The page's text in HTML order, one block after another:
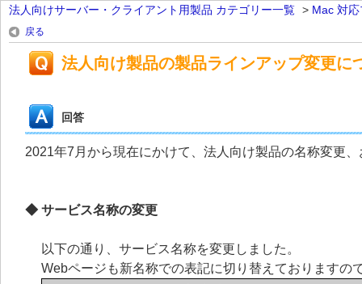
法人向けサーバー・クライアント用製品 カテゴリー一覧 > Mac 対
戻る
法人向け製品の製品ラインアップ変更に
回答
2021年7月から現在にかけて、法人向け製品の名称変更
◆ サービス名称の変更
以下の通り、サービス名称を変更しました。
Webページも新名称での表記に切り替えておりますの